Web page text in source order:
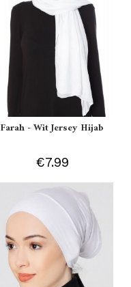
Farah - Wit Jersey Hijab
€7.99